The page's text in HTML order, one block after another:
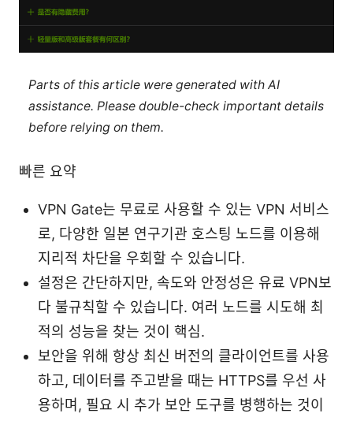
Parts of this article were generated with AI
assistance. Please double-check important details
before relying on them.
빠른 요약
VPN Gate는 무료로 사용할 수 있는 VPN 서비스
로, 다양한 일본 연구기관 호스팅 노드를 이용해
지리적 차단을 우회할 수 있습니다.
설정은 간단하지만, 속도와 안정성은 유료 VPN보
다 불규칙할 수 있습니다. 여러 노드를 시도해 최
적의 성능을 찾는 것이 핵심.
보안을 위해 항상 최신 버전의 클라이언트를 사용
하고, 데이터를 주고받을 때는 HTTPS를 우선 사
용하며, 필요 시 추가 보안 도구를 병행하는 것이